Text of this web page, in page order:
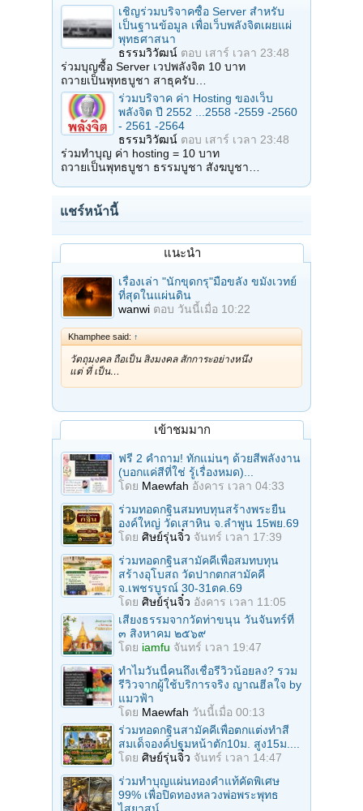
เชิญร่วมบริจาคซื้อ Server สำหรับ
เป็นฐานข้อมูล เพื่อเว็บพลังจิตเผยแผ่
พุทธศาสนา
ธรรมวิวัฒน์ ตอบ เสาร์ เวลา 23:48
ร่วมบุญซื้อ Server เวปพลังจิต 10 บาท
ถวายเป็นพุทธบูชา สาธุครับ…
ร่วมบริจาค ค่า Hosting ของเว็บ
พลังจิต ปี 2552 ...2558 -2559 -2560
- 2561 -2564
ธรรมวิวัฒน์ ตอบ เสาร์ เวลา 23:48
ร่วมทำบุญ ค่า hosting = 10 บาท
ถวายเป็นพุทธบูชา ธรรมบูชา สังฆบูชา…
แชร์หน้านี้
แนะนำ
เรื่องเล่า "นักขุดกรุ"มือขลัง ขมังเวทย์
ที่สุดในแผ่นดิน
wanwi ตอบ วันนี้เมื่อ 10:22
Khamphee said: ↑
วัตถุมงคล ถือเป็น สิ่งมงคล สักการะอย่างหนึ่ง
แต่ ที่ เป็น…
เข้าชมมาก
ฟรี 2 คำถาม! ทักแม่นๆ ด้วยสีพลังงาน
(บอกแค่สีที่ใช่ รู้เรื่องหมด)...
โดย Maewfah อังคาร เวลา 04:33
ร่วมทอดกฐินสมทบทุนสร้างพระยืน
องค์ใหญ่ วัดเสาหิน จ.ลําพูน 15พย.69
โดย ศิษย์รุ่นจิ๋ว จันทร์ เวลา 17:39
ร่วมทอดกฐินสามัคคีเพื่อสมทบทุน
สร้างอุโบสถ วัดปากตกสามัคคี
จ.เพชรบูรณ์ 30-31ตค.69
โดย ศิษย์รุ่นจิ๋ว อังคาร เวลา 11:05
เสียงธรรมจากวัดท่าขนุน วันจันทร์ที่
๓ สิงหาคม ๒๕๖๙
โดย iamfu จันทร์ เวลา 19:47
ทำไมวันนี้คนถึงเชื่อรีวิวน้อยลง? รวม
รีวิวจากผู้ใช้บริการจริง ญาณฮีลใจ by
แมวฟ้า
โดย Maewfah วันนี้เมื่อ 00:13
ร่วมทอดกฐินสามัคคีเพื่อตกแต่งทำสี
สมเด็จองค์ปฐมหน้าตัก10ม. สูง15ม....
โดย ศิษย์รุ่นจิ๋ว จันทร์ เวลา 14:47
ร่วมทําบุญแผ่นทองคำแท้คัดพิเศษ
99% เพื่อปิดทองหลวงพ่อพระพุทธ